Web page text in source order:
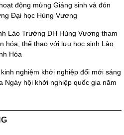
động mừng Giáng sinh và đón
Đại học Hùng Vương
Lào Trường ĐH Hùng Vương tham
hóa, thể thao với lưu học sinh Lào
Hóa
nghiệm khởi nghiệp đổi mới sáng
Ngày hội khởi nghiệp quốc gia năm